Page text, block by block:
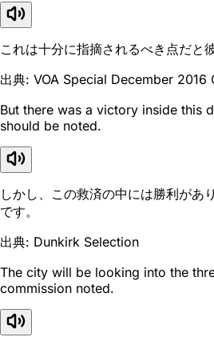
これは十分に指摘されるべき点だと
出典: VOA Special December 2016
But there was a victory inside this
should be noted.
しかし、この救済の中には勝利があ
です。
出典: Dunkirk Selection
The city will be looking into the
commission noted.